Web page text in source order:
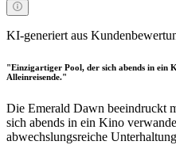
KI-generiert aus
"Einzigartiger Pool, der sich abends in
Alleinreisende."
Die Emerald Dawn beeindruckt
sich abends in ein Kino
abwechslungsreiche